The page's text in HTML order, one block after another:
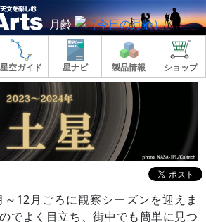
月齢
星空ガイド 星ナビ 製品情報 ショップ
12月ごろに観察シーズンを迎えま
でよく目立ち、街中でも簡単に見つ